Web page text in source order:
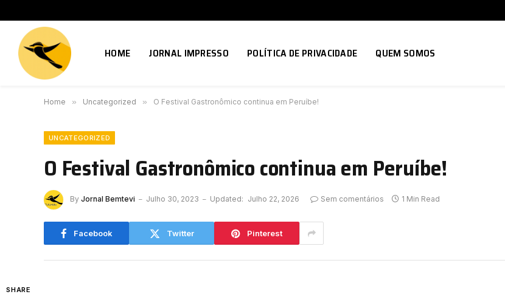
HOME JORNAL IMPRESSO POLÍTICA DE PRIVACIDADE QUEM SOMOS
Home » Uncategorized » O Festival Gastronômico continua em Peruíbe!
UNCATEGORIZED
O Festival Gastronômico continua em Peruíbe!
By Jornal Bemtevi Julho 30, 2023 Updated: Julho 22, 2026 Sem comentários 1 Min Read
Facebook Twitter Pinterest
SHARE